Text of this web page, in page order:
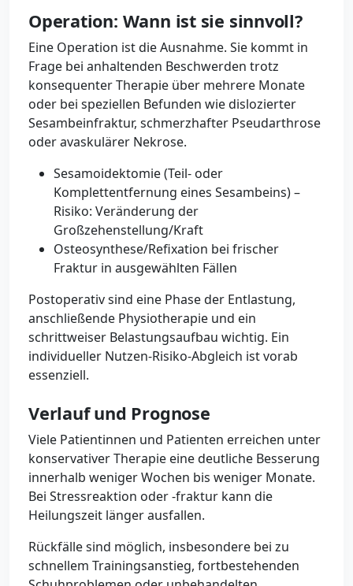
Operation: Wann ist sie sinnvoll?
Eine Operation ist die Ausnahme. Sie kommt in
Frage bei anhaltenden Beschwerden trotz
konsequenter Therapie über mehrere Monate
oder bei speziellen Befunden wie dislozierter
Sesambeinfraktur, schmerzhafter Pseudarthrose
oder avaskulärer Nekrose.
Sesamoidektomie (Teil- oder
Komplettentfernung eines Sesambeins) –
Risiko: Veränderung der
Großzehenstellung/Kraft
Osteosynthese/Refixation bei frischer
Fraktur in ausgewählten Fällen
Postoperativ sind eine Phase der Entlastung,
anschließende Physiotherapie und ein
schrittweiser Belastungsaufbau wichtig. Ein
individueller Nutzen-Risiko-Abgleich ist vorab
essenziell.
Verlauf und Prognose
Viele Patientinnen und Patienten erreichen unter
konservativer Therapie eine deutliche Besserung
innerhalb weniger Wochen bis weniger Monate.
Bei Stressreaktion oder -fraktur kann die
Heilungszeit länger ausfallen.
Rückfälle sind möglich, insbesondere bei zu
schnellem Trainingsanstieg, fortbestehenden